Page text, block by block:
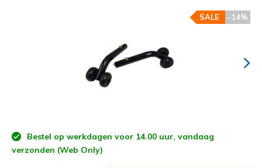
-14%
SALE
Bestel op werkdagen voor 14.00 uur, vandaag
verzonden (Web Only)